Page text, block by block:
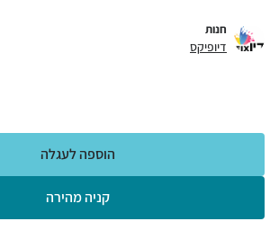
חנות
דיופיקס
קניה מהירה
הוספה לעגלה